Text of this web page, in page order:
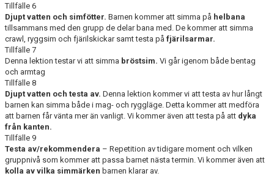
Tillfälle 6
Djupt vatten och simfötter. Barnen kommer att simma på helbana
tillsammans med den grupp de delar bana med. De kommer att simma
crawl, ryggsim och fjärilskickar samt testa på fjärilsarmar.
Tillfälle 7
Denna lektion testar vi att simma bröstsim. Vi går igenom både bentag
och armtag
Tillfälle 8
Djupt vatten och testa av. Denna lektion kommer vi att testa av hur långt
barnen kan simma både i mag- och ryggläge. Detta kommer att medföra
att barnen får vänta mer än vanligt. Vi kommer även att testa på att dyka
från kanten.
Tillfälle 9
Testa av/rekommendera – Repetition av tidigare moment och vilken
gruppnivå som kommer att passa barnet nästa termin. Vi kommer även att
kolla av vilka simmärken barnen klarar av.